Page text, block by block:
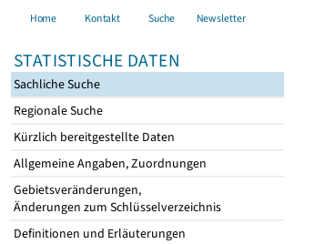
Home Kontakt Suche Newsletter
STATISTISCHE DATEN
Sachliche Suche
Regionale Suche
Kürzlich bereitgestellte Daten
Allgemeine Angaben, Zuordnungen
Gebietsveränderungen,
Änderungen zum Schlüsselverzeichnis
Definitionen und Erläuterungen